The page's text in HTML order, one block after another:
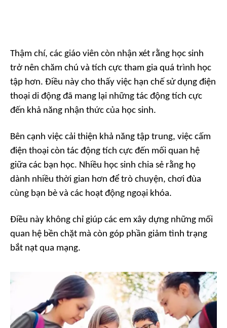
Thậm chí, các giáo viên còn nhận xét rằng học sinh
trở nên chăm chú và tích cực tham gia quá trình học
tập hơn. Điều này cho thấy việc hạn chế sử dụng điện
thoại di động đã mang lại những tác động tích cực
đến khả năng nhận thức của học sinh.
Bên cạnh việc cải thiện khả năng tập trung, việc cấm
điện thoại còn tác động tích cực đến mối quan hệ
giữa các bạn học. Nhiều học sinh chia sẻ rằng họ
dành nhiều thời gian hơn để trò chuyện, chơi đùa
cùng bạn bè và các hoạt động ngoại khóa.
Điều này không chỉ giúp các em xây dựng những mối
quan hệ bền chặt mà còn góp phần giảm tình trạng
bắt nạt qua mạng.